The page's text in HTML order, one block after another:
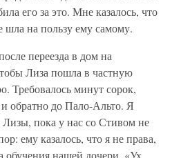
его за это. Мне казалось, что
на пользу ему самому.
переезда в дом на
Лиза пошла в частную
Требовалось минут сорок,
обратно до Пало-Альто. Я
Лизы, пока у нас со Стивом не
ему казалось, что я не права,
обучения нашей дочери. «Ух